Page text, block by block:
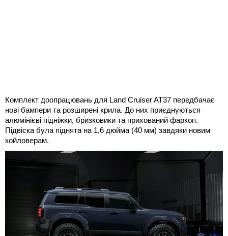
Комплект доопрацювань для Land Cruiser AT37 передбачає
нові бампери та розширені крила. До них приєднуються
алюмінієві підніжки, бризковики та прихований фаркоп.
Підвіска була піднята на 1,6 дюйма (40 мм) завдяки новим
койловерам.